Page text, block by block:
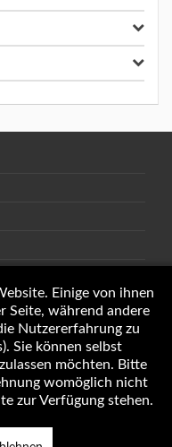
Einige von ihnen
Seite, während andere
Nutzererfahrung zu
Sie können selbst
möchten. Bitte
womöglich nicht
zur Verfügung stehen.